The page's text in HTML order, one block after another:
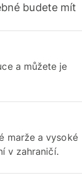
budete mít
a můžete je
marže a vysoké
v zahraničí.